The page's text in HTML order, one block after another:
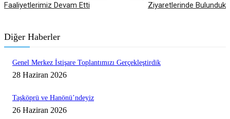
Faaliyetlerimiz Devam Etti
Ziyaretlerinde Bulunduk
Diğer Haberler
Genel Merkez İstişare Toplantımızı Gerçekleştirdik
28 Haziran 2026
Taşköprü ve Hanönü’ndeyiz
26 Haziran 2026